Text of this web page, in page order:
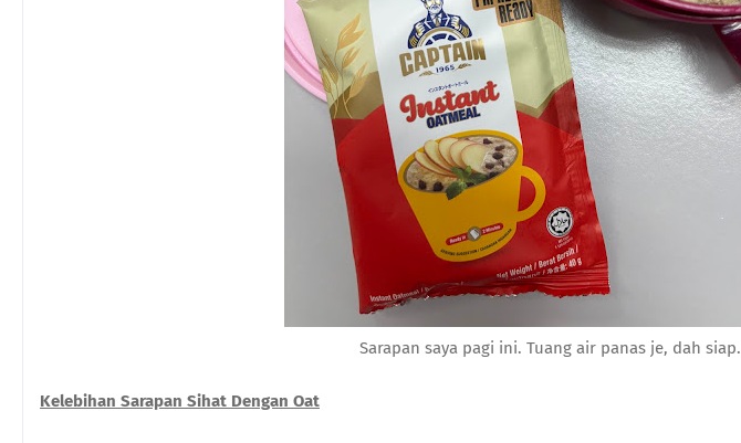
Sarapan saya pagi ini. Tuang air panas je, dah siap.
Kelebihan Sarapan Sihat Dengan Oat